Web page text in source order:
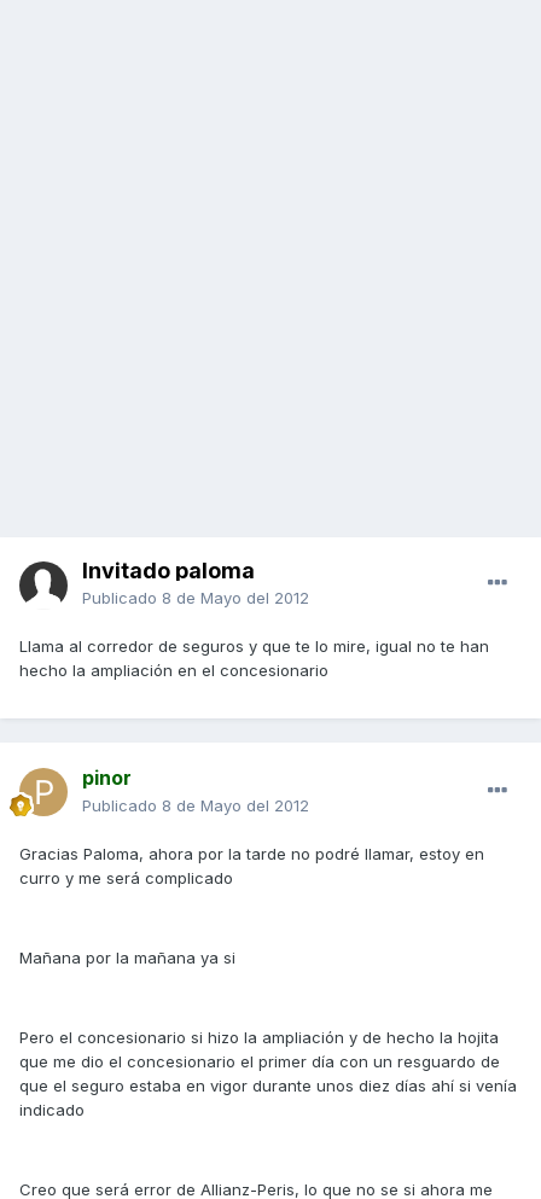
Invitado paloma
Publicado 8 de Mayo del 2012
Llama al corredor de seguros y que te lo mire, igual no te han
hecho la ampliación en el concesionario
pinor
Publicado 8 de Mayo del 2012
Gracias Paloma, ahora por la tarde no podré llamar, estoy en
curro y me será complicado
Mañana por la mañana ya si
Pero el concesionario si hizo la ampliación y de hecho la hojita
que me dio el concesionario el primer día con un resguardo de
que el seguro estaba en vigor durante unos diez días ahí si venía
indicado
Creo que será error de Allianz-Peris, lo que no se si ahora me